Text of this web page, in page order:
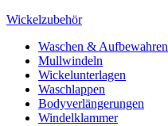
Wickelzubehör
Waschen & Aufbewahren
Mullwindeln
Wickelunterlagen
Waschlappen
Bodyverlängerungen
Windelklammer